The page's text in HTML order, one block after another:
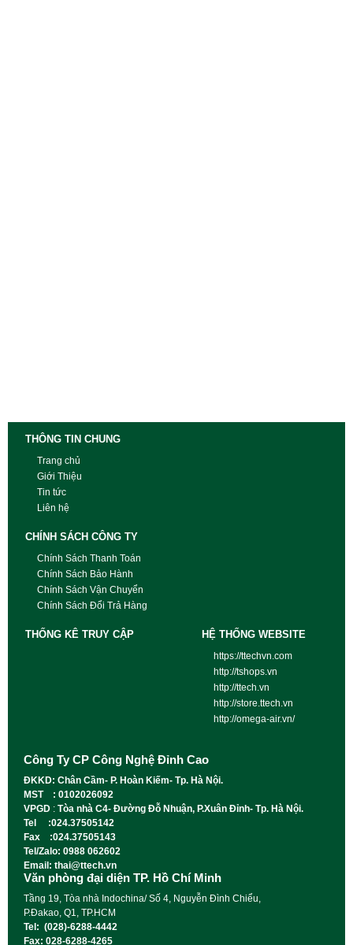
THÔNG TIN CHUNG
Trang chủ
Giới Thiệu
Tin tức
Liên hệ
CHÍNH SÁCH CÔNG TY
Chính Sách Thanh Toán
Chính Sách Bảo Hành
Chính Sách Vận Chuyển
Chính Sách Đổi Trả Hàng
THỐNG KÊ TRUY CẬP HỆ THỐNG WEBSITE
https://ttechvn.com
http://tshops.vn
http://ttech.vn
http://store.ttech.vn
http://omega-air.vn/
Công Ty CP Công Nghệ Đỉnh Cao
ĐKKD: Chân Cầm- P. Hoàn Kiếm- Tp. Hà Nội.
MST : 0102026092
VPGD : Tòa nhà C4- Đường Đỗ Nhuận, P.Xuân Đỉnh- Tp. Hà Nội.
Tel :024.37505142
Fax :024.37505143
Tel/Zalo: 0988 062602
Email: thai@ttech.vn
Văn phòng đại diện TP. Hồ Chí Minh
Tầng 19, Tòa nhà Indochina/ Số 4, Nguyễn Đình Chiểu,
P.Đakao, Q1, TP.HCM
Tel: (028)-6288-4442
Fax: 028-6288-4265